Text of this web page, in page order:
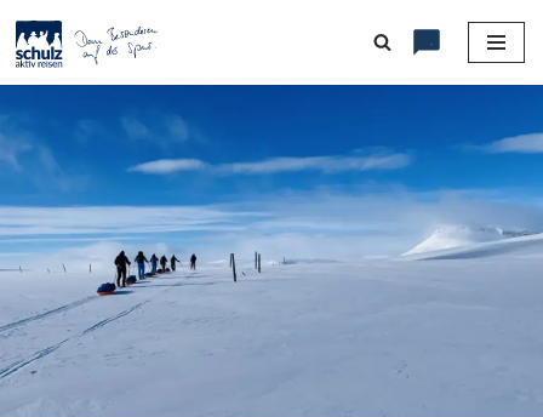
Zum